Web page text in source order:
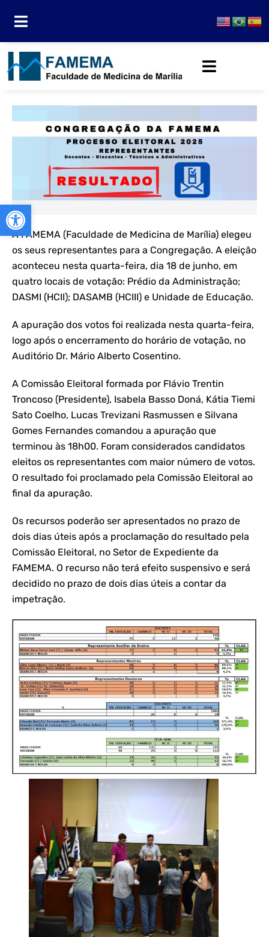
Abrir a barra de ferramentas
A FAMEMA (Faculdade de Medicina de Marília) elegeu
os seus representantes para a Congregação. A eleição
aconteceu nesta quarta-feira, dia 18 de junho, em
quatro locais de votação: Prédio da Administração;
DASMI (HCII); DASAMB (HCIII) e Unidade de Educação.
A apuração dos votos foi realizada nesta quarta-feira,
logo após o encerramento do horário de votação, no
Auditório Dr. Mário Alberto Cosentino.
A Comissão Eleitoral formada por Flávio Trentin
Troncoso (Presidente), Isabela Basso Doná, Kátia Tiemi
Sato Coelho, Lucas Trevizani Rasmussen e Silvana
Gomes Fernandes comandou a apuração que
terminou às 18h00. Foram considerados candidatos
eleitos os representantes com maior número de votos.
O resultado foi proclamado pela Comissão Eleitoral ao
final da apuração.
Os recursos poderão ser apresentados no prazo de
dois dias úteis após a proclamação do resultado pela
Comissão Eleitoral, no Setor de Expediente da
FAMEMA. O recurso não terá efeito suspensivo e será
decidido no prazo de dois dias úteis a contar da
impetração.